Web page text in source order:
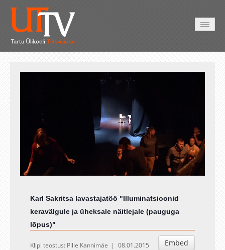
1.62%
Esituskiirused
Auto
Karl Sakritsa lavastajatöö "Illuminatsioonid
keravälgule ja üheksale näitlejale (pauguga
lõpus)"
Embed
Klipi teostus: Pille Kannimäe
08.01.2015